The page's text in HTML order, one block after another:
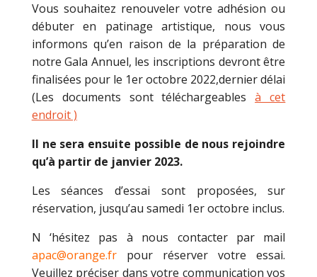
Vous souhaitez renouveler votre adhésion ou
débuter en patinage artistique, nous vous
informons qu’en raison de la préparation de
notre Gala Annuel, les inscriptions devront être
finalisées pour le 1er octobre 2022,dernier délai
(Les documents sont téléchargeablesà cet
endroit )
Il ne sera ensuite possible de nous rejoindre
qu’à partir de janvier 2023.
Les séances d’essai sont proposées, sur
réservation, jusqu’au samedi 1er octobre inclus.
N ‘hésitez pas à nous contacter par mail
apac@orange.fr
pour réserver votre essai.
Veuillez préciser dans votre communication vos